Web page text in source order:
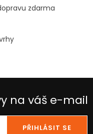
zdarma
na váš e-mail
PŘIHLÁSIT SE